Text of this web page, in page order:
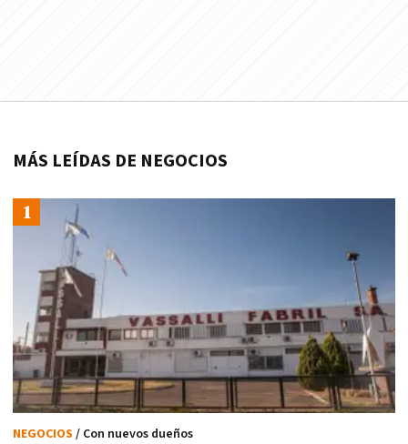
MÁS LEÍDAS DE NEGOCIOS
NEGOCIOS / Con nuevos dueños